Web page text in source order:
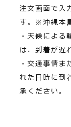
注文画面で入
す。※沖縄本
・天候による
は、到着が遅
・交通事情ま
れた日時に到
承ください。